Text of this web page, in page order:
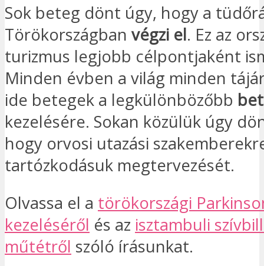
Sok beteg dönt úgy, hogy a
Törökországban végzi el. Ez az
turizmus legjobb célpontjaként
Minden évben a világ minden
ide betegek a legkülönbözőbb
kezelésére. Sokan közülük úgy
hogy orvosi utazási
tartózkodásuk megtervezését.
Olvassa el a törökországi
kezeléséről és az isztambuli
műtétről szóló írásunkat.